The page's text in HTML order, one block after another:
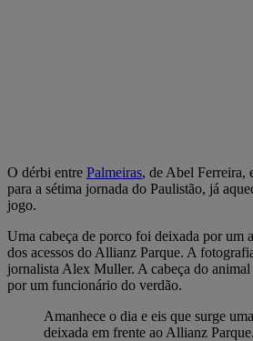
O dérbi entre Palmeiras, de Abel Ferreira,
para a sétima jornada do Paulistão, já
jogo.
Uma cabeça de porco foi deixada por um
dos acessos do Allianz Parque. A
jornalista Alex Muller. A cabeça do animal
por um funcionário do verdão.
Amanhece o dia e eis que surge
deixada em frente ao Allianz Parque.